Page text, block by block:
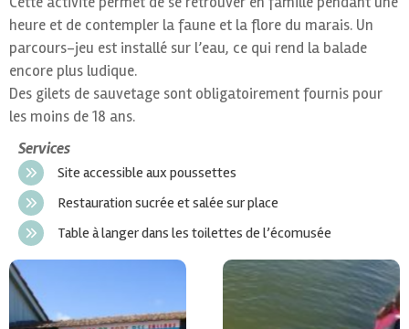
heure et de contempler la faune et la flore du marais. Un
parcours-jeu est installé sur l’eau, ce qui rend la balade
encore plus ludique.
Des gilets de sauvetage sont obligatoirement fournis pour
les moins de 18 ans.
Services
Site accessible aux poussettes
Restauration sucrée et salée sur place
Table à langer dans les toilettes de l’écomusée